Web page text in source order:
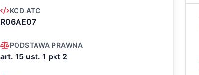
KOD ATC
R06AE07
PODSTAWA PRAWNA
art. 15 ust. 1 pkt 2